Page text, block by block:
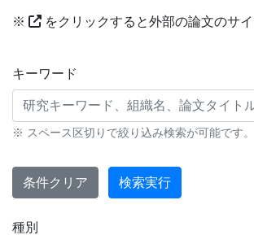
※ をクリックすると外部の論文のサイ
研究業績に対する検索条件
キーワード
※ スペース区切りで絞り込み検索が可能です。
条件クリア 検索実行
種別